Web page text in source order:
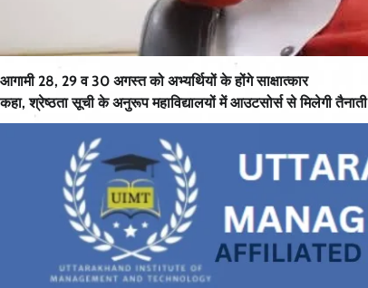
आगामी 28, 29 व 30 अगस्त को अभ्यर्थियों के होंगे साक्षात्कार
कहा, श्रेष्ठता सूची के अनुरूप महाविद्यालयों में आउटसोर्स से मिलेगी तैनाती